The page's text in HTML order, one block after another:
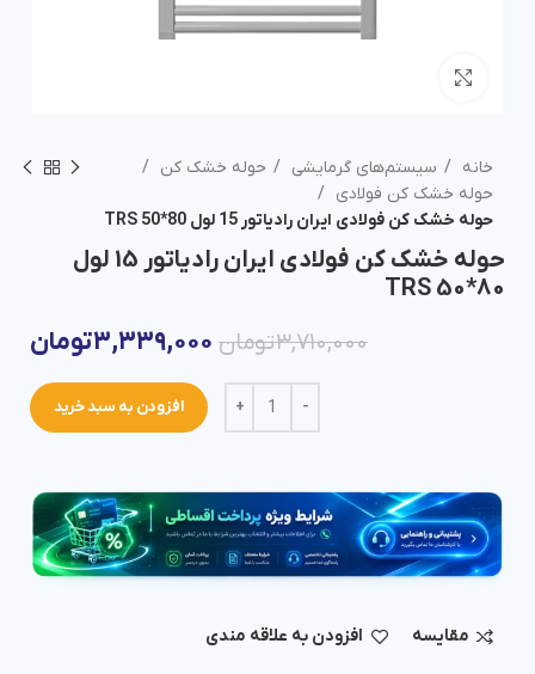
خانه سیستم‌های گرمایشی
حوله خشک کن
حوله خشک کن فولادی
حوله خشک کن فولادی ایران رادیاتور 15 لول 80*50 TRS
حوله خشک کن فولادی ایران رادیاتور 15 لول
80*50 TRS
۳,۷۱۰,۰۰۰تومان ۳,۳۳۹,۰۰۰تومان
افزودن به سبد خرید
مقايسه افزودن به علاقه مندی